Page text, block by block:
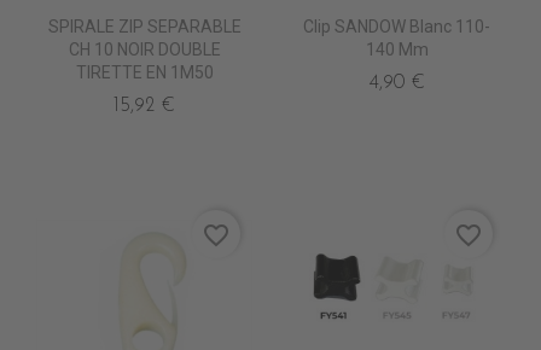
SPIRALE ZIP SEPARABLE
CH 10 NOIR DOUBLE
TIRETTE EN 1M50
15,92 €
Clip SANDOW Blanc 110-
140 Mm
4,90 €
favorite_border favorite_border